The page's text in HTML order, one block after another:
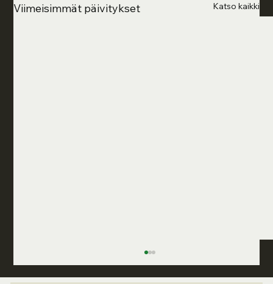
Viimeisimmät päivitykset Katso kaikki